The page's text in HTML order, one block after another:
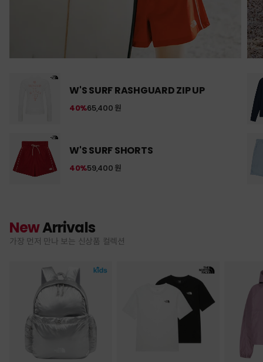
W'S SURF RASHGUARD ZIP UP
65,400 원
40%
W'S SURF SHORTS
59,400 원
40%
NewArrivals
가장 먼저 만나 보는 신상품 컬렉션